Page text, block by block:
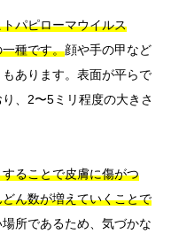
トパピローマウイルス
種です。顔や手の甲など
あります。表面が平らで
、2〜5ミリ程度の大きさ
ることで皮膚に傷がつ
ん数が増えていくことで
所であるため、気づかな